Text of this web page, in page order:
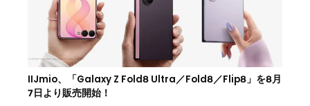
IIJmio、「Galaxy Z Fold8 Ultra／Fold8／Flip8」を8月
7日より販売開始！